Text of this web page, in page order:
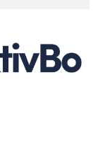
Allein
ist es nicht
Unternehmen